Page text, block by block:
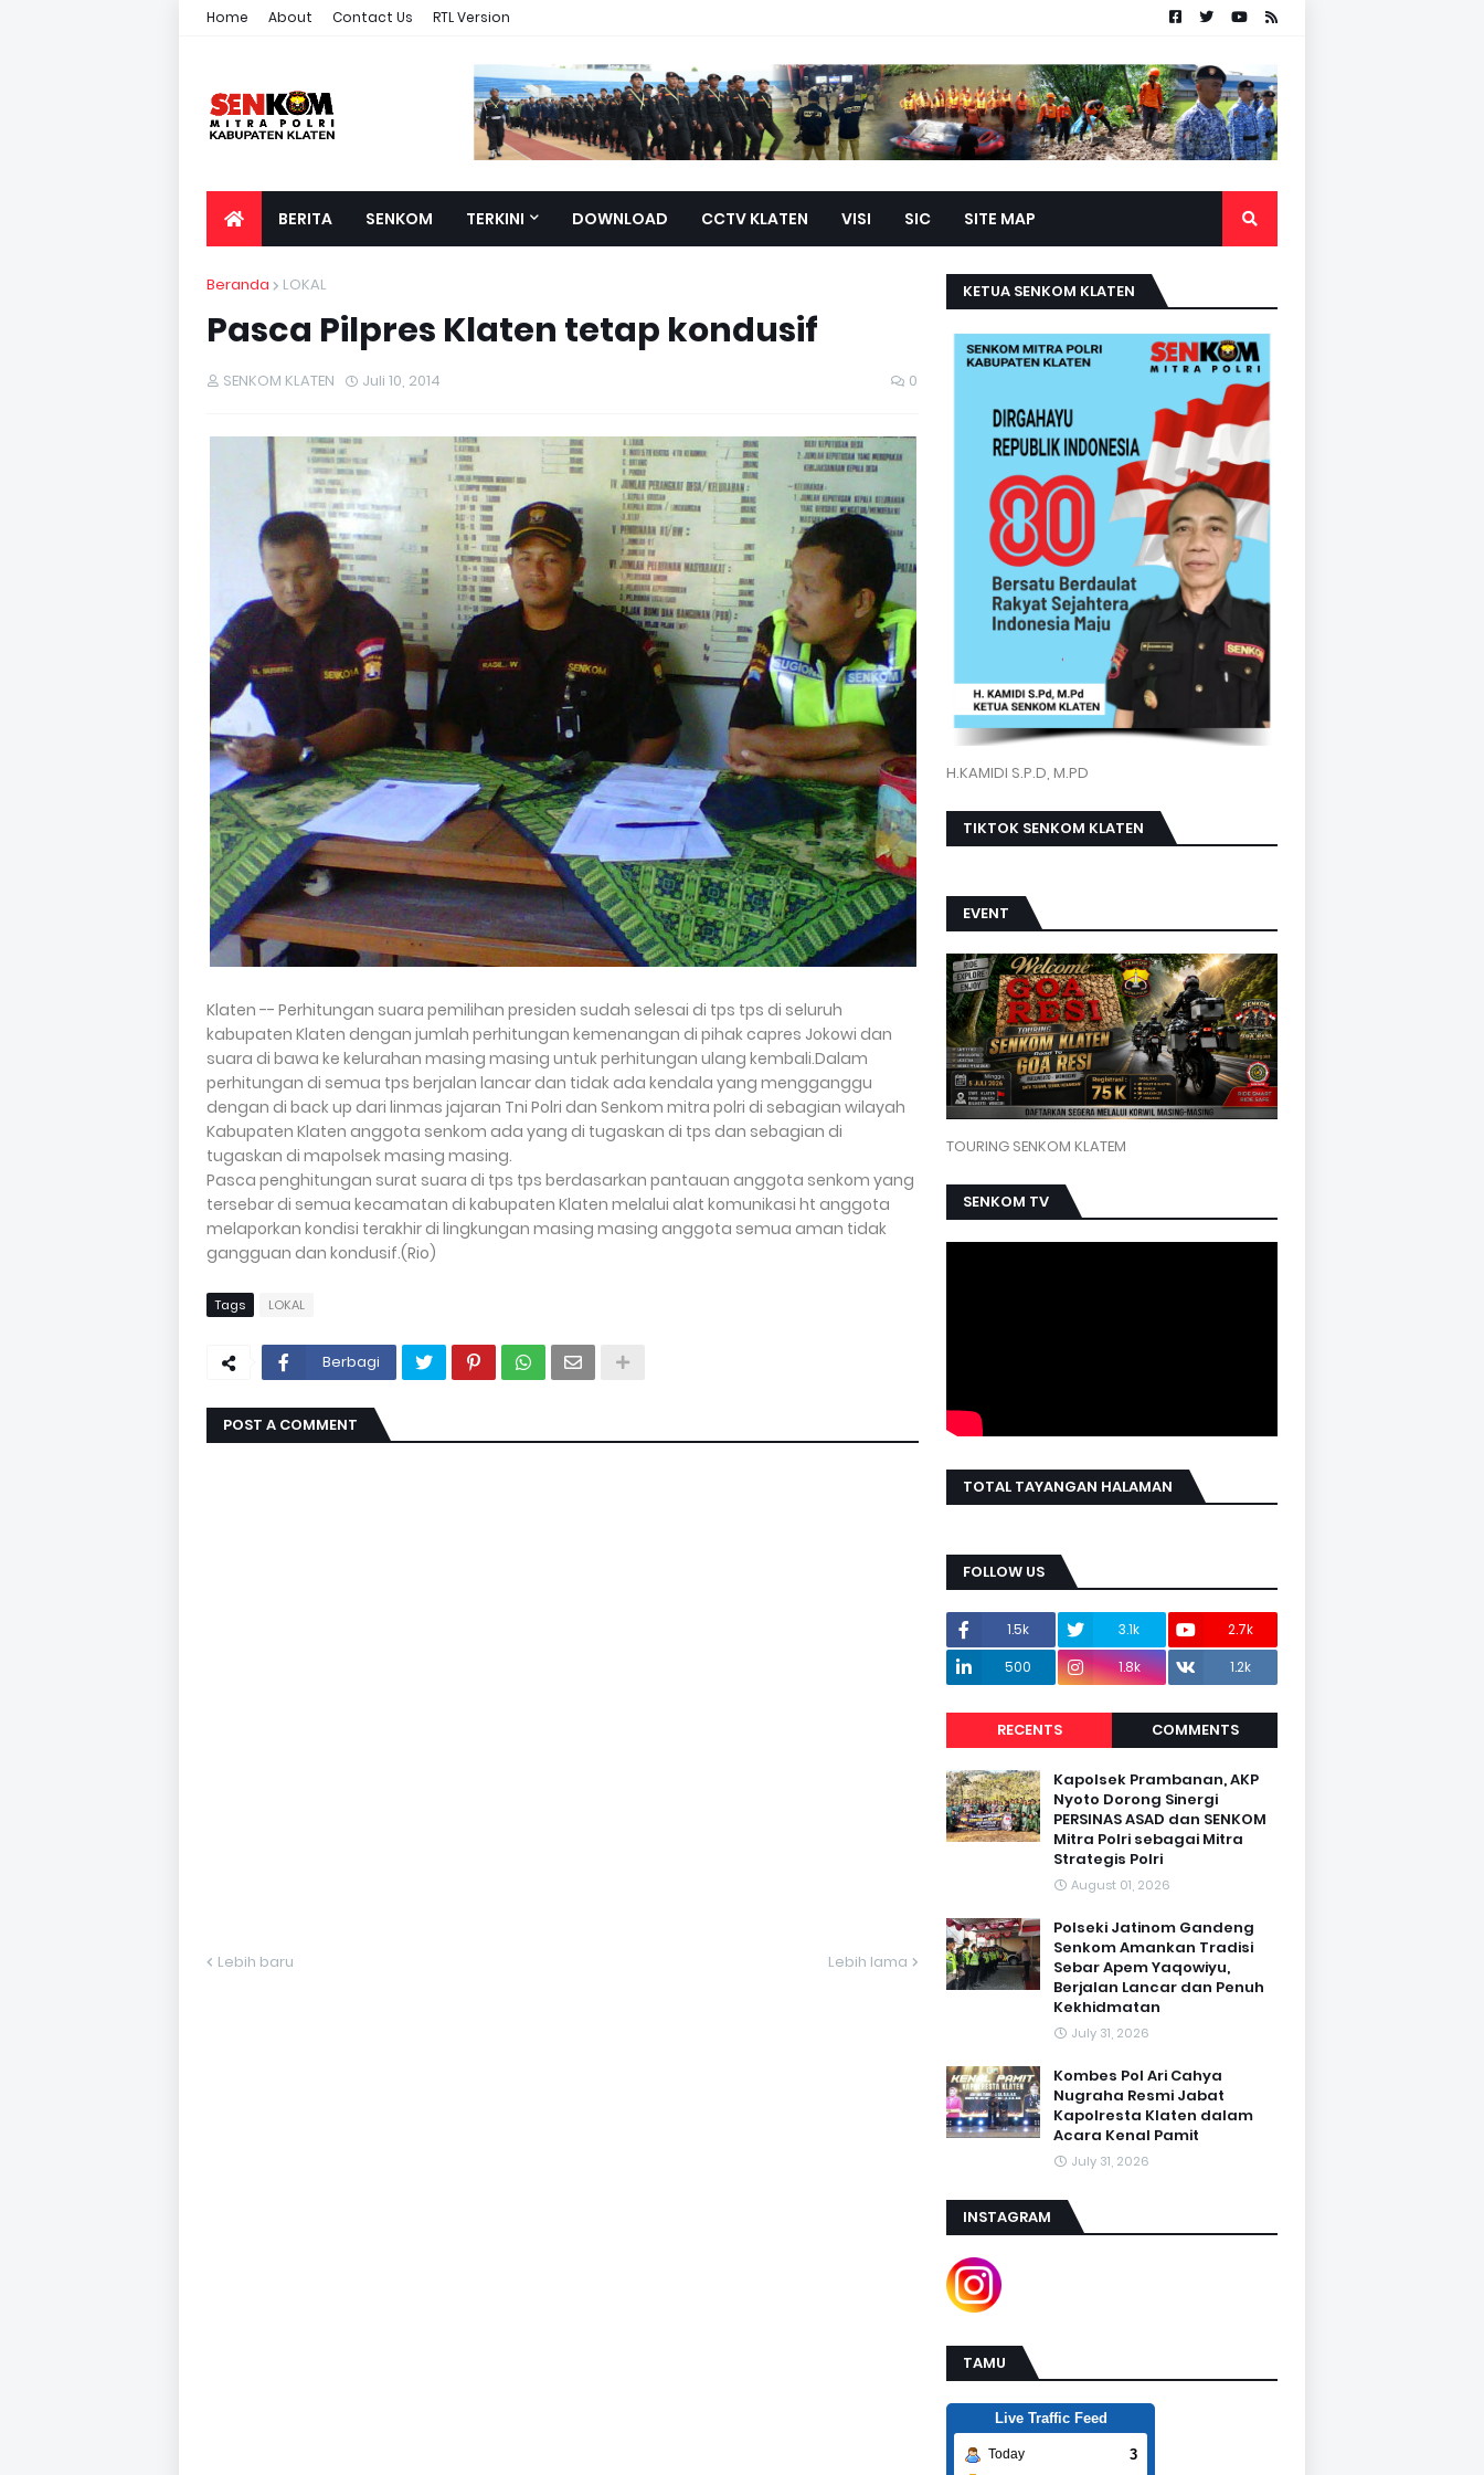
Home About Contact Us RTL Version
BERITA SENKOM TERKINI DOWNLOAD CCTV KLATEN VISI SIC SITE MAP
Beranda LOKAL
Pasca Pilpres Klaten tetap kondusif
SENKOM KLATEN Juli 10, 2014 0
Klaten -- Perhitungan suara pemilihan presiden sudah selesai di tps tps di seluruh
kabupaten Klaten dengan jumlah perhitungan kemenangan di pihak capres Jokowi dan
suara di bawa ke kelurahan masing masing untuk perhitungan ulang kembali.Dalam
perhitungan di semua tps berjalan lancar dan tidak ada kendala yang mengganggu
dengan di back up dari linmas jajaran Tni Polri dan Senkom mitra polri di sebagian wilayah
Kabupaten Klaten anggota senkom ada yang di tugaskan di tps dan sebagian di
tugaskan di mapolsek masing masing.
Pasca penghitungan surat suara di tps tps berdasarkan pantauan anggota senkom yang
tersebar di semua kecamatan di kabupaten Klaten melalui alat komunikasi ht anggota
melaporkan kondisi terakhir di lingkungan masing masing anggota semua aman tidak
gangguan dan kondusif.(Rio)
Tags LOKAL
Berbagi
POST A COMMENT
Lebih baru Lebih lama
KETUA SENKOM KLATEN
H.KAMIDI S.P.D, M.PD
TIKTOK SENKOM KLATEN
EVENT
TOURING SENKOM KLATEM
SENKOM TV
TOTAL TAYANGAN HALAMAN
FOLLOW US
1.5k 3.1k
2.7k
500
1.8k 1.2k
RECENTS COMMENTS
Kapolsek Prambanan, AKP
Nyoto Dorong Sinergi
PERSINAS ASAD dan SENKOM
Mitra Polri sebagai Mitra
Strategis Polri
August 01, 2026
Polseki Jatinom Gandeng
Senkom Amankan Tradisi
Sebar Apem Yaqowiyu,
Berjalan Lancar dan Penuh
Kekhidmatan
July 31, 2026
Kombes Pol Ari Cahya
Nugraha Resmi Jabat
Kapolresta Klaten dalam
Acara Kenal Pamit
July 31, 2026
INSTAGRAM
TAMU
Live Traffic Feed
Today 3